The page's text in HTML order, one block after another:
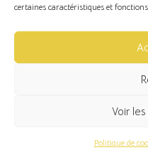
certaines caractéristiques et
Voir
Politique de
Copyright ©2026 | VL
Politique